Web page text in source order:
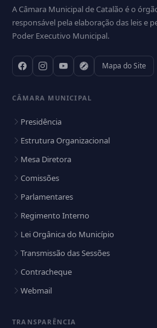
A Câmara Municipal de Catalão é o
responsável pela elaboração das leis e
Poder Executivo Municipal.
Mapa do Site
CÂMARA MUNICIPAL
Presidência
Estrutura Organizacional
Mesa Diretora
Comissões
Parlamentares
Regimento Interno
Lei Orgânica do Município
Transmissão das Sessões
Contracheque
Webmail
TRANSPARÊNCIA